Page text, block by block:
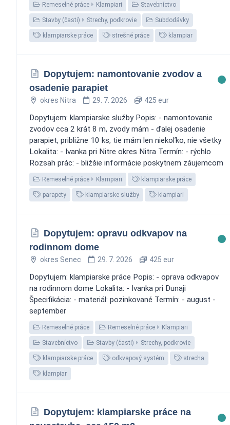
Remeselné práce Klampiari Stavebníctvo
Stavby (časti) Strechy, podkrovie Subdodávky
klampiarske práce strešné práce klampiar
Dopytujem: namontovanie zvodov a
osadenie parapiet
okres Nitra 29. 7. 2026 425 eur
Dopytujem: klampiarske služby Popis: - namontovanie
zvodov cca 2 krát 8 m, zvody mám - ďalej osadenie
parapiet, približne 10 ks, tie mám len niekoľko, nie všetky
Lokalita: - Ivanka pri Nitre okres Nitra Termín: - rýchlo
Rozsah prác: - bližšie informácie poskytnem záujemcom
Remeselné práce Klampiari klampiarske práce
parapety klampiarske služby klampiari
Dopytujem: opravu odkvapov na
rodinnom dome
okres Senec 29. 7. 2026 425 eur
Dopytujem: klampiarske práce Popis: - oprava odkvapov
na rodinnom dome Lokalita: - Ivanka pri Dunaji
Špecifikácia: - materiál: pozinkované Termín: - august -
september
Remeselné práce Remeselné práce Klampiari
Stavebníctvo Stavby (časti) Strechy, podkrovie
klampiarske práce odkvapový systém strecha
klampiar
Dopytujem: klampiarske práce na